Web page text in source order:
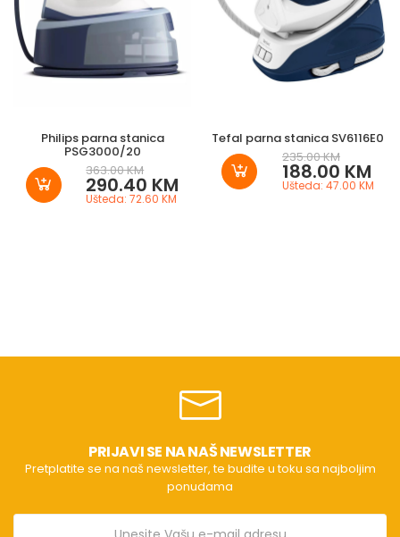
Philips parna stanica
PSG3000/20
363.00 KM
290.40 KM
Ušteda: 72.60 KM
Tefal parna stanica SV6116E0
235.00 KM
188.00 KM
Ušteda: 47.00 KM
PRIJAVI SE NA NAŠ NEWSLETTER
Pretplatite se na naš newsletter, te budite u toku sa najboljim
ponudama